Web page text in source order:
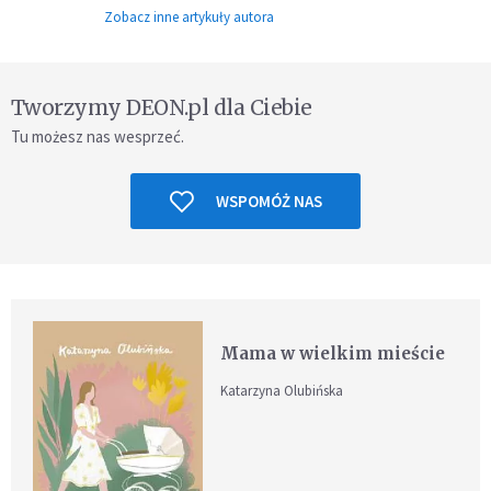
Zobacz inne artykuły autora
Tworzymy DEON.pl dla Ciebie
Tu możesz nas wesprzeć.
WSPOMÓŻ NAS
Mama w wielkim mieście
Katarzyna Olubińska